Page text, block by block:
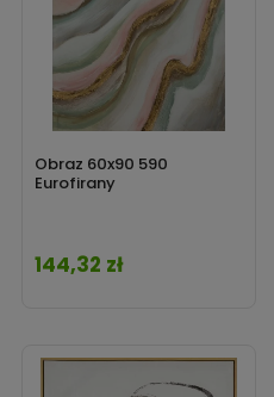
Obraz 60x90 590
Eurofirany
Cena
144,32 zł